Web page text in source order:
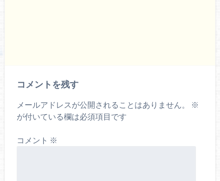
コメントを残す
メールアドレスが公開されることはありません。
※
が付いている欄は必須項目です
コメント ※